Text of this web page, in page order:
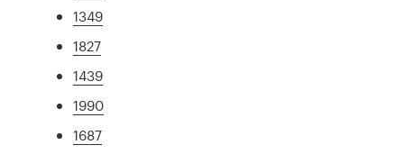
1349
1827
1439
1990
1687